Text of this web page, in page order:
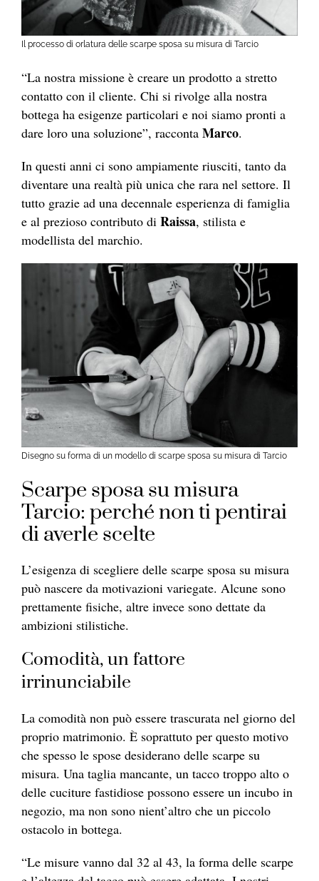
Il processo di orlatura delle scarpe sposa su misura di Tarcio
“La nostra missione è creare un prodotto a stretto
contatto con il cliente. Chi si rivolge alla nostra
bottega ha esigenze particolari e noi siamo pronti a
dare loro una soluzione”, racconta Marco.
In questi anni ci sono ampiamente riusciti, tanto da
diventare una realtà più unica che rara nel settore. Il
tutto grazie ad una decennale esperienza di famiglia
e al prezioso contributo di Raissa, stilista e
modellista del marchio.
Disegno su forma di un modello di scarpe sposa su misura di Tarcio
Scarpe sposa su misura
Tarcio: perché non ti pentirai
di averle scelte
L’esigenza di scegliere delle scarpe sposa su misura
può nascere da motivazioni variegate. Alcune sono
prettamente fisiche, altre invece sono dettate da
ambizioni stilistiche.
Comodità, un fattore
irrinunciabile
La comodità non può essere trascurata nel giorno del
proprio matrimonio. È soprattuto per questo motivo
che spesso le spose desiderano delle scarpe su
misura. Una taglia mancante, un tacco troppo alto o
delle cuciture fastidiose possono essere un incubo in
negozio, ma non sono nient’altro che un piccolo
ostacolo in bottega.
“Le misure vanno dal 32 al 43, la forma delle scarpe